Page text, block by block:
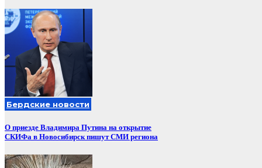
Бердские новости
О приезде Владимира Путина на открытие
СКИФа в Новосибирск пишут СМИ региона